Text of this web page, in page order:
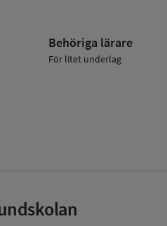
Behöriga lärare
För litet underlag